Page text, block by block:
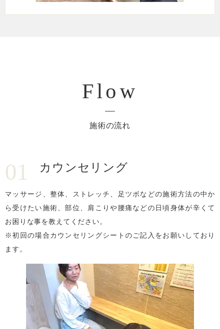
Flow
施術の流れ
01 カウンセリング
マッサージ、整体、ストレッチ、足ツボなどの施術方法の中か
ら受けたい施術、部位、肩こりや腰痛などの日頃身体が辛くて
お困りな事を教えてください。
※初回の場合カウンセリングシートのご記入をお願いしており
ます。